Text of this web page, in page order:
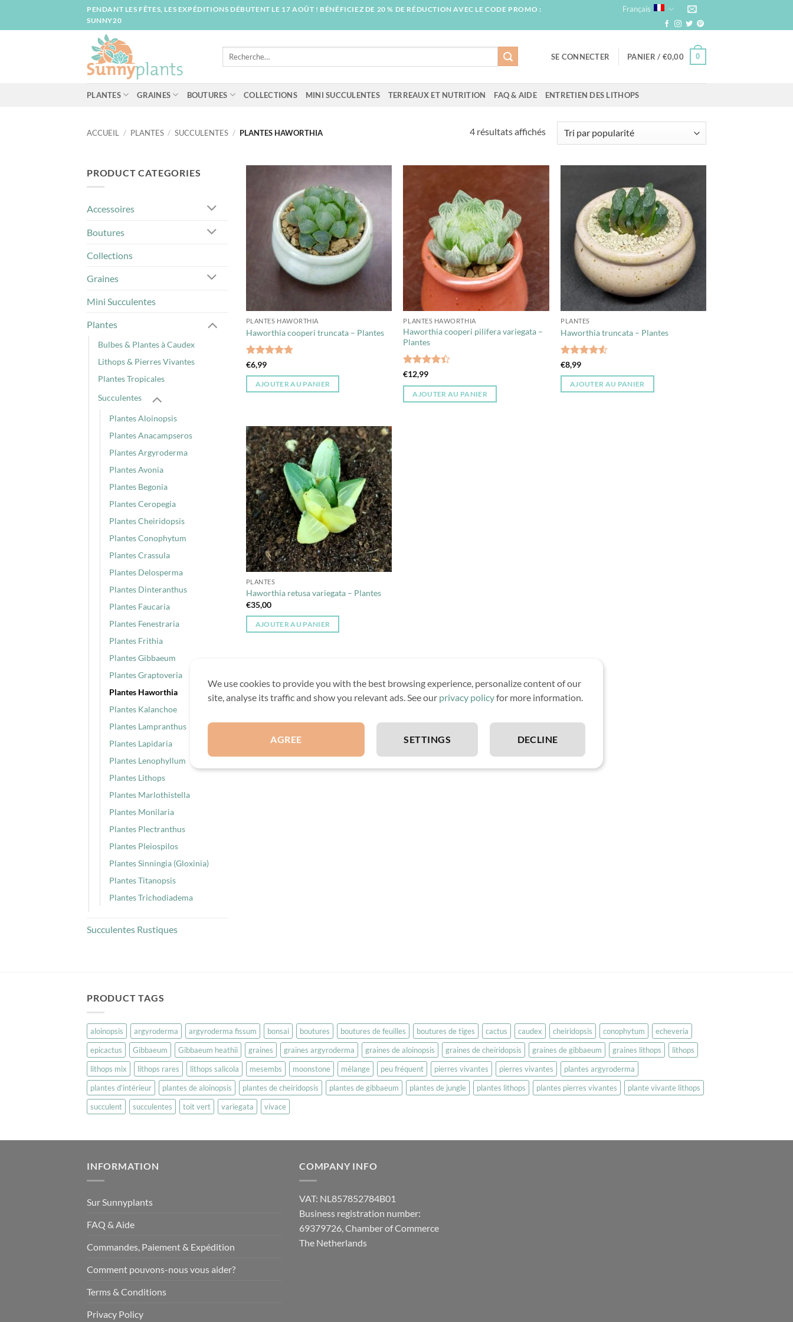
PENDANT LES FÊTES, LES EXPÉDITIONS DÉBUTENT LE 17 AOÛT ! BÉNÉFICIEZ DE 20 % DE RÉDUCTION AVEC LE CODE PROMO :
SUNNY20
Français
Recherche
SE CONNECTER PANIER / €0,00 0
PLANTES GRAINES BOUTURES COLLECTIONS MINI SUCCULENTES TERREAUX ET NUTRITION FAQ & AIDE ENTRETIEN DES LITHOPS
ACCUEIL / PLANTES / SUCCULENTES / PLANTES HAWORTHIA 4 résultats affichésTrié
par
PRODUCT CATEGORIES
Accessoires
Boutures
Collections
Graines
Mini Succulentes
Plantes
Bulbes & Plantes à Caudex
Lithops & Pierres Vivantes
Plantes Tropicales
Succulentes
Plantes Aloinopsis
Plantes Anacampseros
Plantes Argyroderma
Plantes Avonia
Plantes Begonia
Plantes Ceropegia
Plantes Cheiridopsis
Plantes Conophytum
Plantes Crassula
Plantes Delosperma
Plantes Dinteranthus
Plantes Faucaria
Plantes Fenestraria
Plantes Frithia
Plantes Gibbaeum
Plantes Graptoveria
Plantes Haworthia
Plantes Kalanchoe
Plantes Lampranthus
Plantes Lapidaria
Plantes Lenophyllum
Plantes Lithops
Plantes Marlothistella
Plantes Monilaria
Plantes Plectranthus
Plantes Pleiospilos
Plantes Sinningia (Gloxinia)
Plantes Titanopsis
Plantes Trichodiadema
Succulentes Rustiques
PLANTES HAWORTHIA
Haworthia cooperi truncata – Plantes
Note
€6,99
AJOUTER AU PANIER
PLANTES HAWORTHIA
Haworthia cooperi pilifera variegata –
Plantes
Note4.33
€12,99
AJOUTER AU PANIER
PLANTES
Haworthia truncata – Plantes
Note
€8,99
AJOUTER AU PANIER
PLANTES
Haworthia retusa variegata – Plantes
€35,00
AJOUTER AU PANIER
PRODUCT TAGS
aloinopsis argyroderma argyroderma fissum bonsai boutures boutures de feuilles boutures de tiges cactus caudex cheiridopsis conophytum
echeveria
epicactus
Gibbaeum Gibbaeum heathii graines graines argyroderma graines de aloinopsis graines de cheiridopsis graines de gibbaeum graines lithops
lithops
lithops mix
lithops rares lithops salicola mesembs moonstone mélange peu fréquent pierres vivantes pierres vivantes
plantes argyroderma
plantes d'intérieur
plantes de aloinopsis plantes de cheiridopsis plantes de gibbaeum plantes de jungle plantes lithops plantes pierres vivantes
plante vivante lithops
succulent
succulentes toit vert variegata vivace
INFORMATION
Sur Sunnyplants
FAQ & Aide
Commandes, Paiement & Expédition
Comment pouvons-nous vous aider?
Terms & Conditions
Privacy Policy
COMPANY INFO
VAT: NL857852784B01
Business registration number:
69379726, Chamber of Commerce
The Netherlands
We use cookies to provide you with the best browsing experience, personalize content of our
site, analyse its traffic and show you relevant ads. See our privacy policyfor more information.
AGREE SETTINGS DECLINE